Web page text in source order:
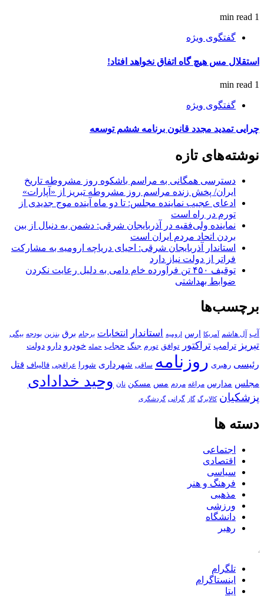
1 min read
گفتگوی ویژه
استقلال مس هیچ گاه اتفاق نخواهد افتاد!
1 min read
گفتگوی ویژه
چرایی تمدید مجدد قانون برنامه ششم توسعه
نوشته‌های تازه
دسترسی همگانی به مراسم باشکوه روز مشروطه تاریخ
ایران/ پخش زنده مراسم روز مشروطه تبریز از «آپارات»
ادعای عجیب نماینده مجلس: تا دو ماه آینده موج جدیدی از
تورم در راه است
نماینده ولی‌فقیه در آذربایجان شرقی: دشمن به دنبال از بین
بردن اتحاد مردم ایران است
استاندار آذربایجان شرقی: احیای دریاچه ارومیه به مشارکت
فراتر از دولت نیاز دارد
توقیف ۴۵۰ تن فرآورده خام دامی به دلیل رعایت نکردن
ضوابط بهداشتی
برچسب‌ها
آب آل هاشم آمریکا ارس ارومیه استاندار انتخابات برجام برق بنزین بودجه بیگی
تبریز ترامپ تراکتور توافق تورم جنگ حجاب حمله خودرو دارو دولت
رئیسی رهبری روزنامه ساقی شهرداری شورا عراقچی قالیباف قتل
مجلس مدارس مراغه مردم مس مسکن نان وحید خدادادی
پزشکیان کالابرگ گاز گرانی گردشگری
دسته ها
اجتماعی
اقتصادی
سیاسی
فرهنگ و هنر
مذهبی
ورزشی
دانشگاه
رهبر
تلگرام
اینستاگرام
ایتا